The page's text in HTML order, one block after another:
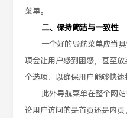
菜单。
二、保持简洁与一致性
一个好的导航菜单应当
项会让用户感到困惑，甚至
个选项，以确保用户能够快速
此外导航菜单在整个网
论用户访问的是首页还是内